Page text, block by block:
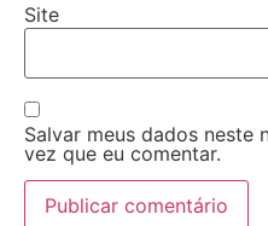
Site
Salvar meus dados neste
vez que eu comentar.